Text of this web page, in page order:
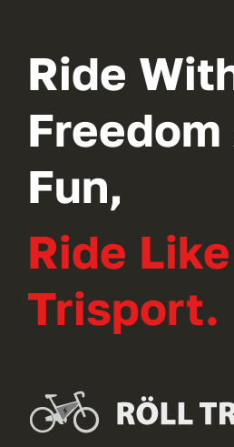
Ride
Freedom
Fun,
Ride
Trisport.